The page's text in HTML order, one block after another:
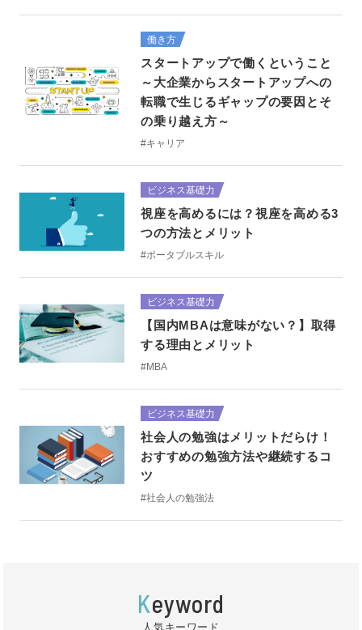
働き方
スタートアップで働くということ
～大企業からスタートアップへの
転職で生じるギャップの要因とそ
の乗り越え方～
#キャリア
ビジネス基礎力
視座を高めるには？視座を高める3
つの方法とメリット
#ポータブルスキル
ビジネス基礎力
【国内MBAは意味がない？】取得
する理由とメリット
#MBA
ビジネス基礎力
社会人の勉強はメリットだらけ！
おすすめの勉強方法や継続するコ
ツ
#社会人の勉強法
Keyword
人気キーワード